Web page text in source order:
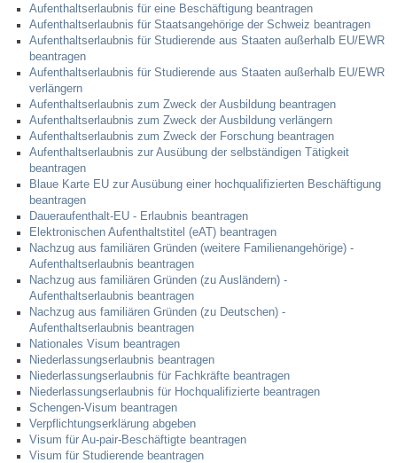
Bezirksschornsteinfeger
Laufende beschränkte Ausschreibungen
Bebauungspläne
Fortschreibung Flächennutzungsplan
Förderprogramm Balkonkraftwerk
Kommunale Wärmeplanung
Notruf
Betreuung & Bildung
Schulen
Kindergärten
Aufenthaltserlaubnis für eine Beschäftigung beantragen
Aufenthaltserlaubnis für Staatsangehörige der Schweiz beantragen
Aufenthaltserlaubnis für Studierende aus Staaten außerhalb EU/EWR
beantragen
Aufenthaltserlaubnis für Studierende aus Staaten außerhalb EU/EWR
verlängern
Aufenthaltserlaubnis zum Zweck der Ausbildung beantragen
Aufenthaltserlaubnis zum Zweck der Ausbildung verlängern
Aufenthaltserlaubnis zum Zweck der Forschung beantragen
Aufenthaltserlaubnis zur Ausübung der selbständigen Tätigkeit
beantragen
Blaue Karte EU zur Ausübung einer hochqualifizierten Beschäftigung
beantragen
Daueraufenthalt-EU - Erlaubnis beantragen
Elektronischen Aufenthaltstitel (eAT) beantragen
Nachzug aus familiären Gründen (weitere Familienangehörige) -
Aufenthaltserlaubnis beantragen
Nachzug aus familiären Gründen (zu Ausländern) -
Aufenthaltserlaubnis beantragen
Nachzug aus familiären Gründen (zu Deutschen) -
Aufenthaltserlaubnis beantragen
Nationales Visum beantragen
Niederlassungserlaubnis beantragen
Niederlassungserlaubnis für Fachkräfte beantragen
Niederlassungserlaubnis für Hochqualifizierte beantragen
Schengen-Visum beantragen
Verpflichtungserklärung abgeben
Visum für Au-pair-Beschäftigte beantragen
Visum für Studierende beantragen